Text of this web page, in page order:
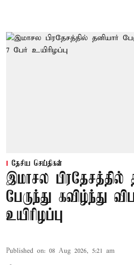
தேசிய செய்திகள்
இமாசல பிரதேசத்தில்
பேருந்து கவிழ்ந்து
உயிரிழப்பு
Published on: 08 Aug 2026, 5:21 am